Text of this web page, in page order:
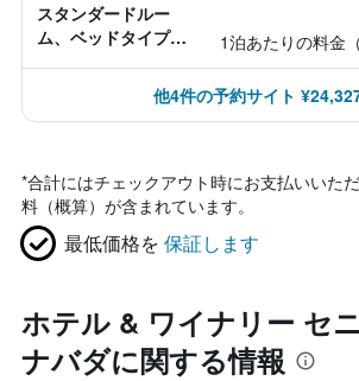
スタンダードルー
ム、ベッドタイプ情
1泊あたりの料金
他4件の予約サイト
*合計にはチェックアウト時にお支払いいた
料（概算）が含まれています。
最低価格を 保証します
ホテル & ワイナリー セ
ナバダに関する情報